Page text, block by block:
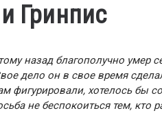
Гринпис
назад благополучно умер
дело он в свое время
фигурировали, хотелось бы
не беспокоиться тем, кто